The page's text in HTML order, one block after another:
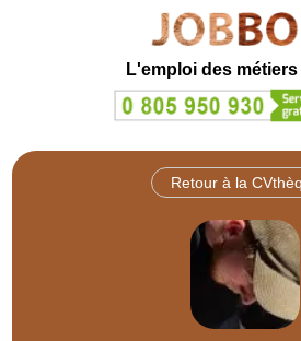
L'emploi des
Retour à la